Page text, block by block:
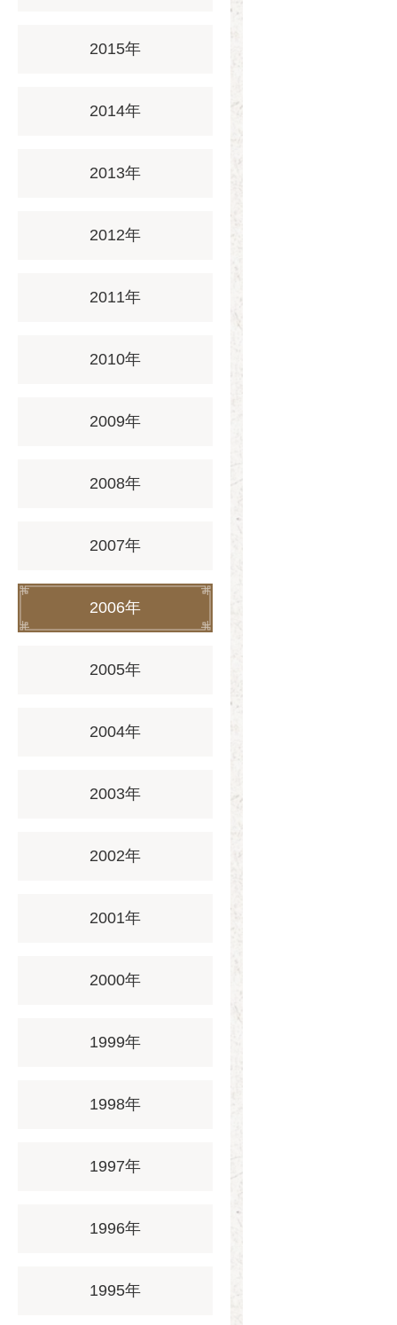
2015年
2014年
2013年
2012年
2011年
2010年
2009年
2008年
2007年
2006年
2005年
2004年
2003年
2002年
2001年
2000年
1999年
1998年
1997年
1996年
1995年